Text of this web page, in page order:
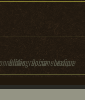
BibliographieDocumentation
Lexique